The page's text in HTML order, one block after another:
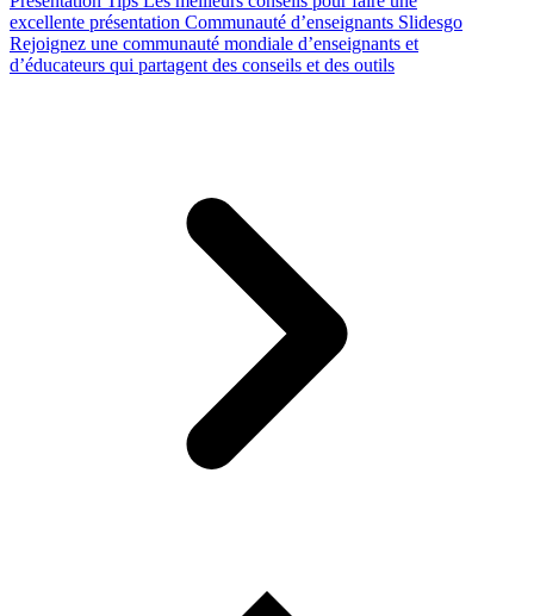
excellente présentation Communauté d’enseignants Slidesgo
Rejoignez une communauté mondiale d’enseignants et
d’éducateurs qui partagent des conseils et des outils